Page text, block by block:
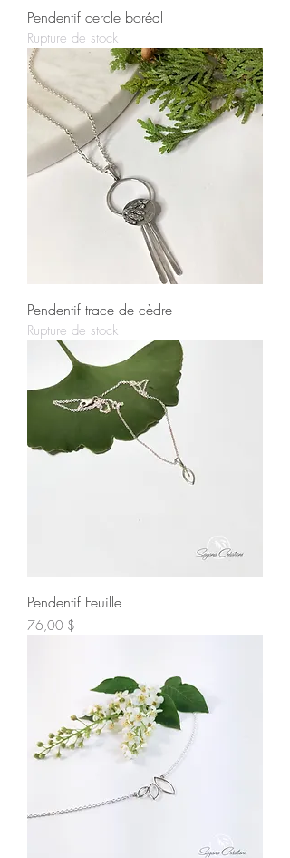
Pendentif cercle boréal
Rupture de stock
Pendentif trace de cèdre
Rupture de stock
Pendentif Feuille
Prix
76,00 $